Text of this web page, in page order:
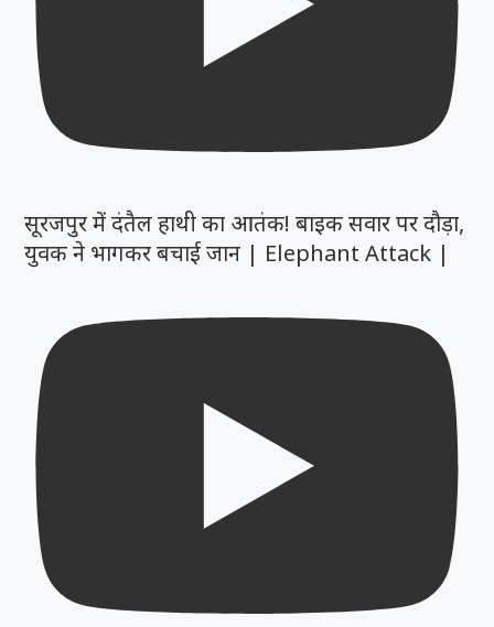
सूरजपुर में दंतैल हाथी का आतंक! बाइक सवार पर दौड़ा,
युवक ने भागकर बचाई जान | Elephant Attack |